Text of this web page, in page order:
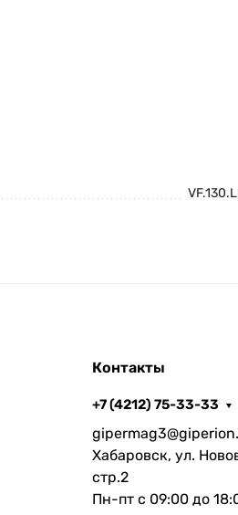
Контакты
+7 (4212) 75-33-33
Хабаровск, ул.
стр.2
Пн-пт с 09:00 до